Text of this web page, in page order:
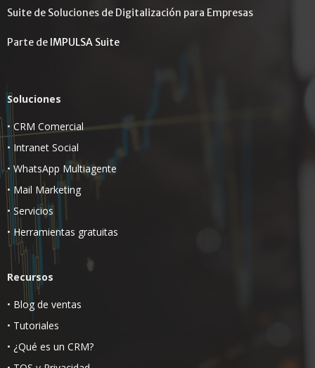
Suite de Soluciones de Digitalización para Empresas
Parte de IMPULSA Suite
Soluciones
•CRM Comercial
• Intranet Social
• WhatsApp Multiagente
• Mail Marketing
• Servicios
• Herramientas gratuitas
Recursos
• Blog de ventas
• Tutoriales
• ¿Qué es un CRM?